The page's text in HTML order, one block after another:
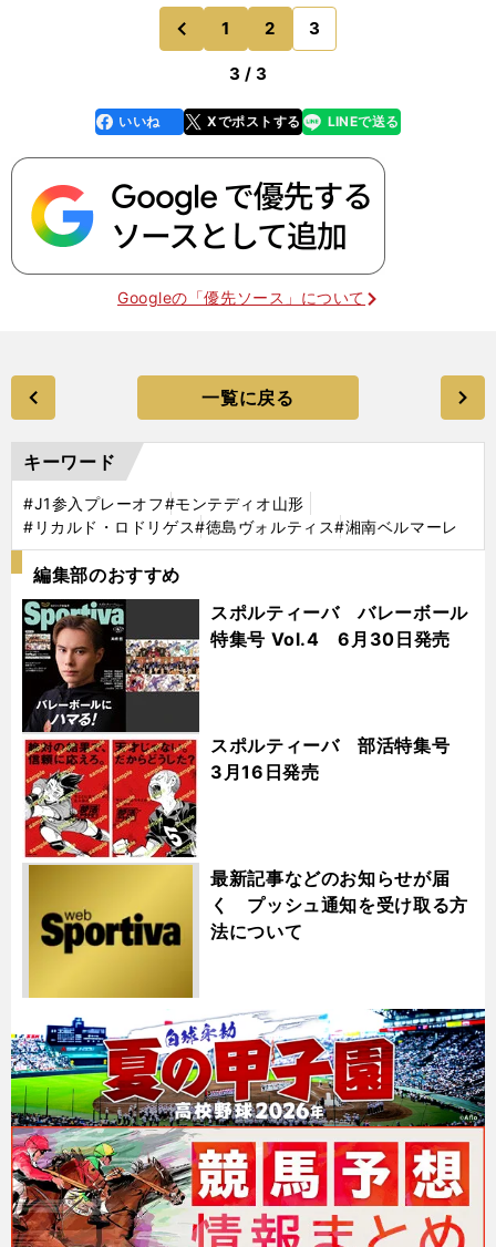
前
のページへ
1 2 3
3 / 3
faceboo
k
いいね Xでポストする
line LINEで送る
Googleの「優先ソース」について
一覧に戻る
キーワード
#J1参入プレーオフ#モンテディオ山形
#リカルド・ロドリゲス#徳島ヴォルティス#湘南ベルマーレ
編集部のおすすめ
スポルティーバ バレーボール
特集号 Vol.4 6月30日発売
スポルティーバ 部活特集号
3月16日発売
最新記事などのお知らせが届
く プッシュ通知を受け取る方
法について